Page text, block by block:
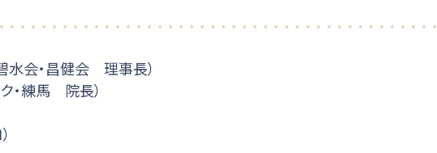
会・昌健会 理事長）
・練馬 院長）